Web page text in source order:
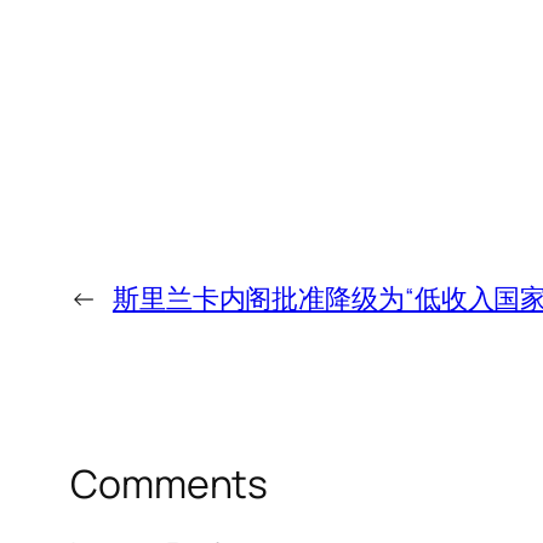
← 斯里兰卡内阁批准降级为“低收入国
Comments